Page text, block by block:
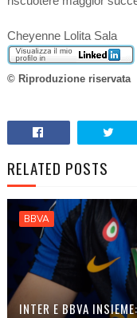
Cheyenne Lolita Sala
© Riproduzione riservata
RELATED POSTS
BBVA
INTER E BBVA